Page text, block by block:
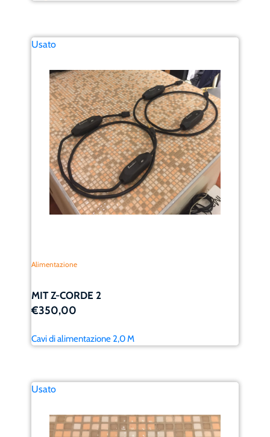
Usato
Alimentazione
MIT Z-CORDE 2
€350,00
Cavi di alimentazione 2,0 M
Usato